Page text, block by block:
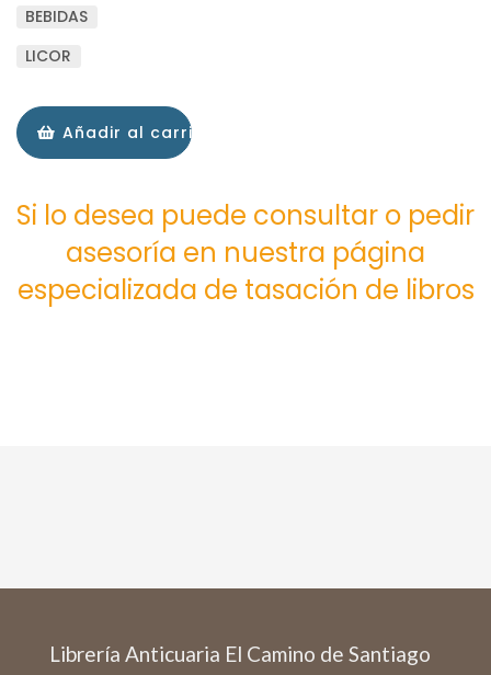
BEBIDAS
LICOR
Añadir al carrito
Si lo desea puede consultar o pedir
asesoría en nuestra página
especializada de tasación de libros
Librería Anticuaria El Camino de Santiago